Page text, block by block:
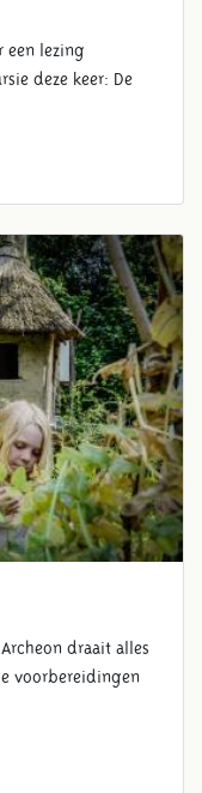
een lezing
deze keer: De
draait alles
voorbereidingen